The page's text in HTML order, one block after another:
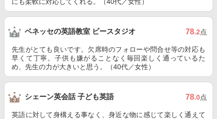
ベネッセの英語教室 ビースタジオ 78.2点
先生がとても良いです。欠席時のフォローや問合せ等の対応も
早くて丁寧。子供も嫌がることなく毎回楽しく通っているた
め、先生の力が大きいと思う。（40代／女性）
シェーン英会話 子ども英語 78.0点
英語に対して身構える事なく、身近な物に感じて楽しく通えて